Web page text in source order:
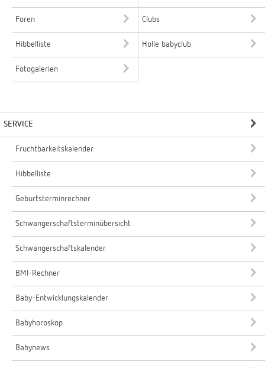
Foren Clubs
Hibbelliste Holle babyclub
Fotogalerien
SERVICE
Fruchtbarkeitskalender
Hibbelliste
Geburtsterminrechner
Schwangerschaftsterminübersicht
Schwangerschaftskalender
BMI-Rechner
Baby-Entwicklungskalender
Babyhoroskop
Babynews